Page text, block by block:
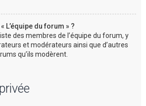
L’équipe du forum » ?
des membres de l’équipe du forum, y
et modérateurs ainsi que d’autres
qu’ils modèrent.